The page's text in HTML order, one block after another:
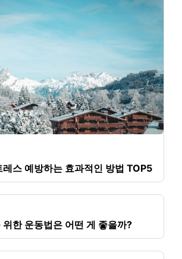
레스 예방하는 효과적인 방법 TOP5
한 운동법은 어떤 게 좋을까?